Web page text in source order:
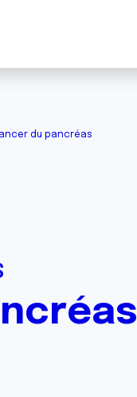
du pancréas